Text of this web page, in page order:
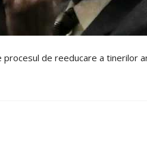
de reeducare a tinerilor